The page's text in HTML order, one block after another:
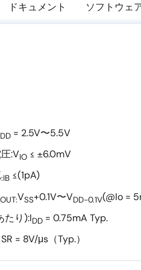
ドキュメント ソフトウェ
DD = 2.5V〜5.5V
:VIO ≤ ±6.0mV
:IB ≤(1pA)
OUT:VSS+0.1V〜VDD-0.1V(@Io =
たり):IDD = 0.75mA Typ.
= 8V/μs（Typ.）